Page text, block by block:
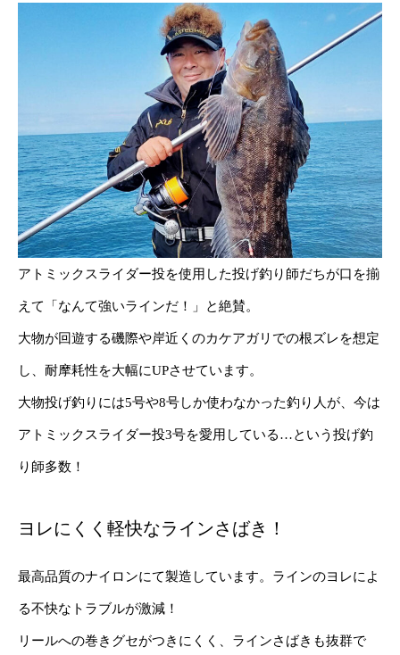
アトミックスライダー投を使用した投げ釣り師だちが口を揃
えて「なんて強いラインだ！」と絶賛。
大物が回遊する磯際や岸近くのカケアガリでの根ズレを想定
し、耐摩耗性を大幅にUPさせています。
大物投げ釣りには5号や8号しか使わなかった釣り人が、今は
アトミックスライダー投3号を愛用している…という投げ釣
り師多数！
ヨレにくく軽快なラインさばき！
最高品質のナイロンにて製造しています。ラインのヨレによ
る不快なトラブルが激減！
リールへの巻きグセがつきにくく、ラインさばきも抜群で